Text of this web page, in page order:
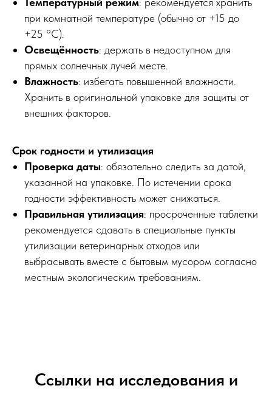
при комнатной температуре (обычно от +15 до
+25 °C).
Освещённость: держать в недоступном для
прямых солнечных лучей месте.
Влажность: избегать повышенной влажности.
Хранить в оригинальной упаковке для защиты от
внешних факторов.
Срок годности и утилизация
Проверка даты: обязательно следить за датой,
указанной на упаковке. По истечении срока
годности эффективность может снижаться.
Правильная утилизация: просроченные таблетки
рекомендуется сдавать в специальные пункты
утилизации ветеринарных отходов или
выбрасывать вместе с бытовым мусором согласно
местным экологическим требованиям.
Ссылки на исследования и